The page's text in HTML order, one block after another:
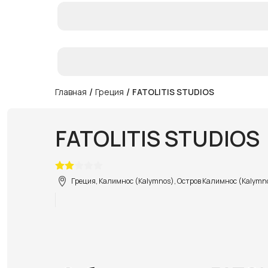
Главная / Греция / FATOLITIS STUDIOS
FATOLITIS STUDIOS
Греция, Калимнос (Kalymnos), Остров Калимнос